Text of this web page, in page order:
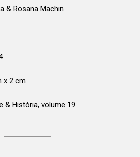
& Rosana Machin
x 2 cm
& História, volume 19